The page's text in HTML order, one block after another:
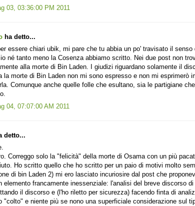
03, 03:36:00 PM 2011
ha detto...
essere chiari ubik, mi pare che tu abbia un po' travisato il
né tanto meno la Cosenza abbiamo scritto. Nei due post non
alla morte di Bin Laden. I giudizi riguardano solamente il
la morte di Bin Laden non mi sono espresso e non mi esprimerò
Comunque anche quelle folle che esultano, sia le partigiane
04, 07:07:00 AM 2011
detto...
Correggo solo la "felicità" della morte di Osama con un più
Ho scritto quello che ho scritto per un paio di motivi molto
di bin Laden 2) mi ero lasciato incuriosire dal post che
elemento francamente inessenziale: l'analisi del breve discorso
il discorso e (l'ho riletto per sicurezza) facendo finta di
"colto" e niente più se nono una superficiale considerazione sul